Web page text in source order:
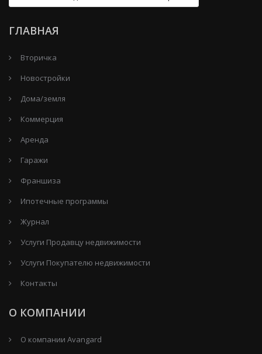
ГЛАВНАЯ
Вторичка
Новостройки
Дома/земля
Коммерция
Аренда
Гаражи
Франшиза
Ипотечные программы
Журнал
Услуги Продавцу недвижимости
Услуги Покупателю недвижимости
Контакты
О КОМПАНИИ
О компании Avangard